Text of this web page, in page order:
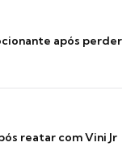
após perder
reatar com Vini Jr